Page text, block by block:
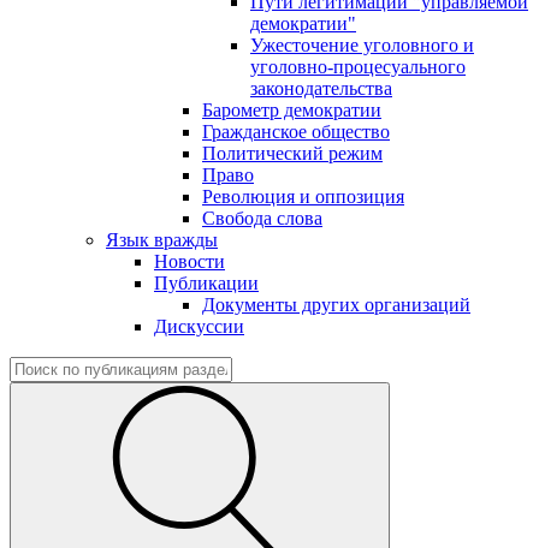
демократии"
Ужесточение уголовного и
уголовно-процесуального
законодательства
Барометр демократии
Гражданское общество
Политический режим
Право
Революция и оппозиция
Свобода слова
Язык вражды
Новости
Публикации
Документы других организаций
Дискуссии